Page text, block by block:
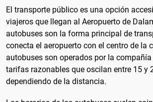
El transporte público es una opción
viajeros que llegan al Aeropuerto de
autobuses son la forma principal de
conecta el aeropuerto con el centro de la
autobuses son operados por la
tarifas razonables que oscilan entre 15 y
dependiendo de la distancia.